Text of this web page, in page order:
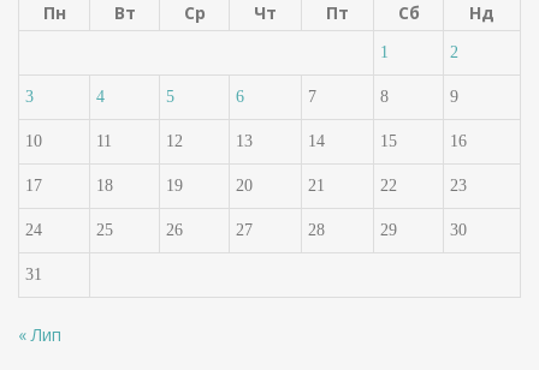
Пн
Вт Ср Чт Пт Сб Нд
1 2
3 4 5 6 7 8 9
10 11 12 13 14 15 16
17 18 19 20 21 22 23
24 25 26 27 28 29 30
31
« Лип